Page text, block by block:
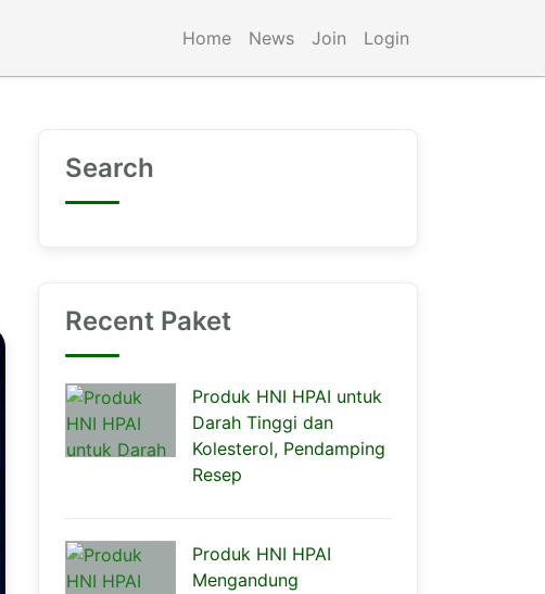
Home News Join Login
Search
Recent Paket
Produk HNI HPAI untuk
Darah Tinggi dan
Kolesterol, Pendamping
Resep
Produk HNI HPAI
Mengandung